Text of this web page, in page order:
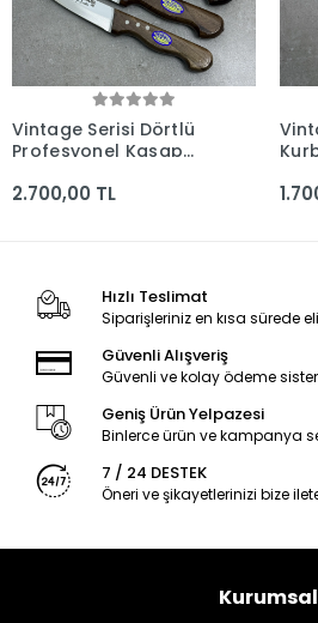
Vintage Serisi Dörtlü
Profesyonel Kasap
El Yapımı Bıçaklar
2.700,00 TL
Hızlı Teslimat
Siparişleriniz en kısa sürede
Güvenli Alışveriş
Güvenli ve kolay ödeme
Geniş Ürün Yelpazesi
Binlerce ürün ve kampanya
7 / 24 DESTEK
Öneri ve şikayetlerinizi bize
Kurumsal